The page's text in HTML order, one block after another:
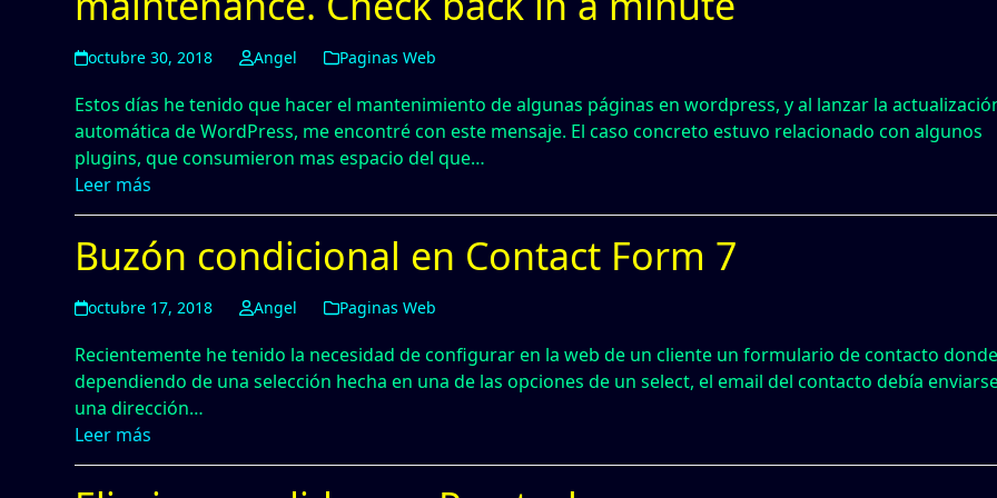
octubre 30, 2018 Angel Paginas Web
Estos días he tenido que hacer el mantenimiento de algunas páginas en wordpress, y al lanzar la
automática de WordPress, me encontré con este mensaje. El caso concreto estuvo relacionado con algunos
plugins, que consumieron mas espacio del que…
Leer más
Buzón condicional en Contact Form 7
octubre 17, 2018 Angel Paginas Web
Recientemente he tenido la necesidad de configurar en la web de un cliente un formulario de contacto
dependiendo de una selección hecha en una de las opciones de un select, el email del contacto debía
una dirección…
Leer más